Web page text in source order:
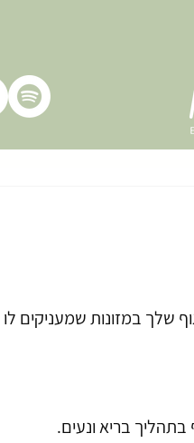
שלך במזונות שמעניקים לו
בריא ונעים.